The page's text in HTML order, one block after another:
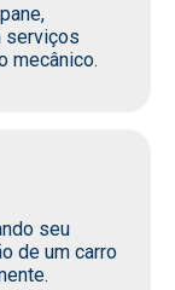
serviços
mecânico.
seu
de um carro